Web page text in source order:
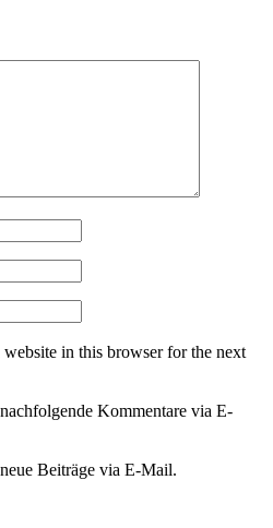
website in this browser for the next
Kommentare via E-
Beiträge via E-Mail.